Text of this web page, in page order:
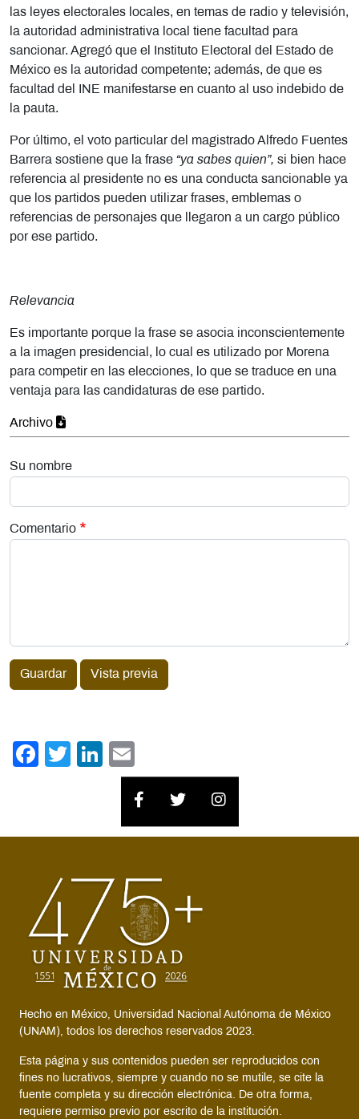
las leyes electorales locales, en temas de radio y televisión,
la autoridad administrativa local tiene facultad para
sancionar. Agregó que el Instituto Electoral del Estado de
México es la autoridad competente; además, de que es
facultad del INE manifestarse en cuanto al uso indebido de
la pauta.
Por último, el voto particular del magistrado Alfredo Fuentes
Barrera sostiene que la frase “ya sabes quien”, si bien hace
referencia al presidente no es una conducta sancionable ya
que los partidos pueden utilizar frases, emblemas o
referencias de personajes que llegaron a un cargo público
por ese partido.
Relevancia
Es importante porque la frase se asocia inconscientemente
a la imagen presidencial, lo cual es utilizado por Morena
para competir en las elecciones, lo que se traduce en una
ventaja para las candidaturas de ese partido.
Archivo
Su nombre
Comentario
Guardar Vista previa
Facebook
TwitterLinkedIn
Hecho en México, Universidad Nacional Autónoma de México
(UNAM), todos los derechos reservados 2023.
Esta página y sus contenidos pueden ser reproducidos con
fines no lucrativos, siempre y cuando no se mutile, se cite la
fuente completa y su dirección electrónica. De otra forma,
requiere permiso previo por escrito de la institución.